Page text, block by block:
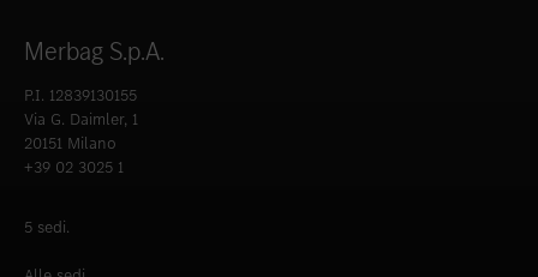
Merbag S.p.A.
P.I. 12839130155
Via G. Daimler, 1
20151 Milano
+39 02 3025 1
5 sedi.